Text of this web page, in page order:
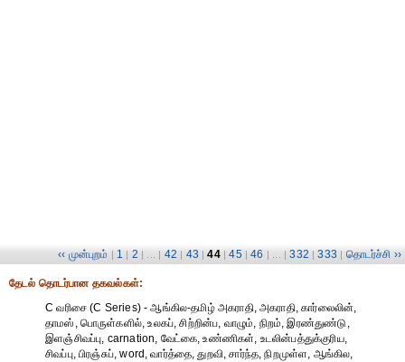
‹‹ முன்புறம் | 1 | 2 | ... | 42 | 43 | 44 | 45 | 46 | ... | 332 | 333 | தொடர்ச்சி ››
தேட‌ல் தொட‌ர்பான தகவ‌ல்க‌ள்:
C வரிசை (C Series) - ஆங்கில-தமிழ் அகராதி, அகராதி, கார்லைலின்,
தாமஸ், பொருள்களில், உலகப், சிற்றின்ப, வாழும், நிறம், இரண்துண்டு,
இளஞ்சிவப்பு, carnation, வேட்கை, உண்ணிகள், உடலின்பத்துக்குரிய,
சிவப்பு, பிரஞ்சுப், word, வார்த்தை, துறவி, சார்ந்த, நிறமுள்ள, ஆங்கில,